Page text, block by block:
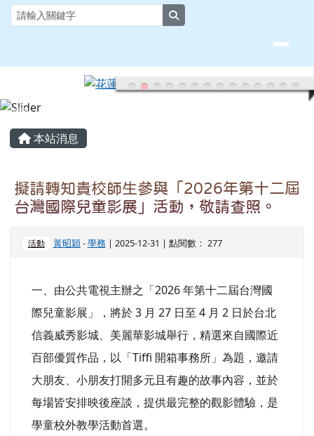
跳至主內容區
花蓮縣大榮國小全球資訊網
主內容區域
本站消息
擬請轉知貴校師生參與「2026年第十二屆
台灣國際兒童影展」活動，敬請查照。
活動 黃昭穎-學務| 2025-12-31 | 點閱數： 277
一、由公共電視主辦之「2026 年第十二屆台灣國
際兒童影展」，將於 3 月 27 日至 4 月 2 日於台北
信義威秀影城、美麗華影城舉行，精選來自國際近
百部優質作品，以「Tiffi 開箱事務所」為題，邀請
大朋友、小朋友打開多元且有趣的故事內容，並於
每場皆安排映後座談，提供最完整的觀影體驗，是
學童校外教學活動首選。
頁尾區域